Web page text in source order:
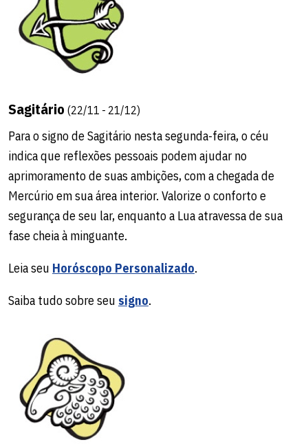
Sagitário (22/11 - 21/12)
Para o signo de Sagitário nesta segunda-feira, o céu
indica que reflexões pessoais podem ajudar no
aprimoramento de suas ambições, com a chegada de
Mercúrio em sua área interior. Valorize o conforto e
segurança de seu lar, enquanto a Lua atravessa de sua
fase cheia à minguante.
Leia seu Horóscopo Personalizado.
Saiba tudo sobre seu signo.